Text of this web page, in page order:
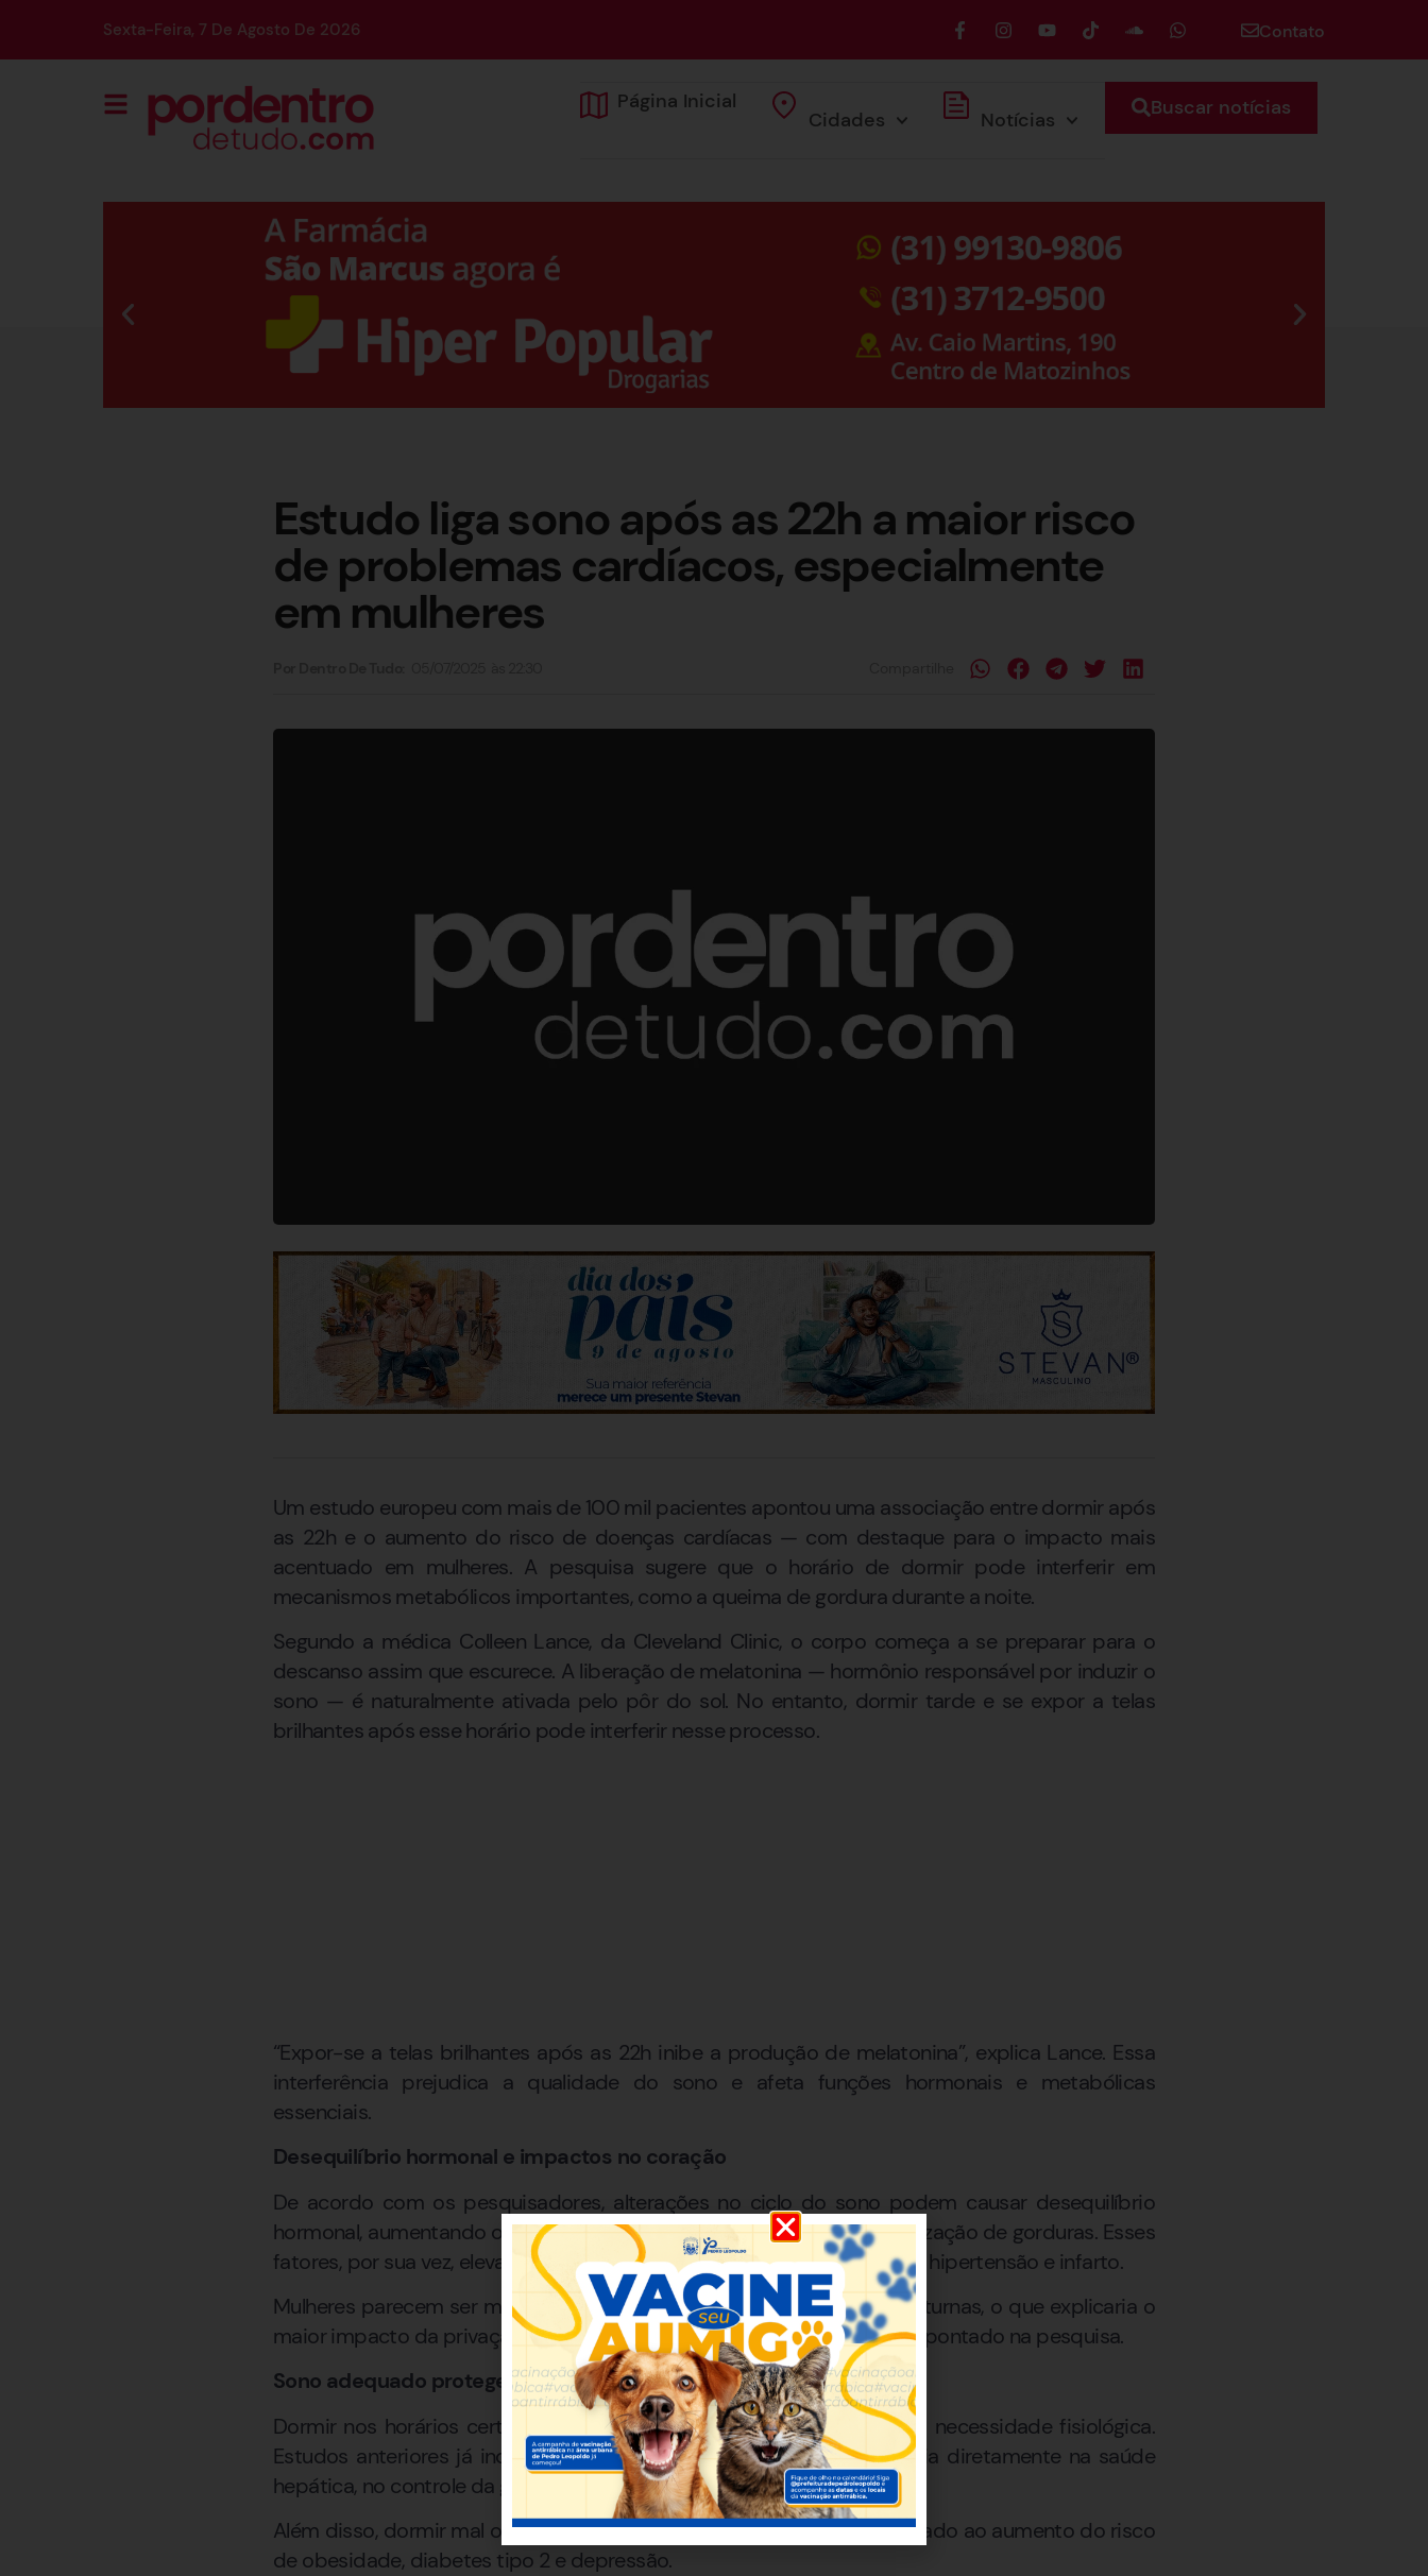
Sexta-Feira, 7 De Agosto De 2026 Contato
Página Inicial
Cidades Notícias Buscar notícias
Estudo liga sono após as 22h a maior risco
de problemas cardíacos, especialmente
em mulheres
Um estudo europeu com mais de 100 mil pacientes apontou uma associação entre dormir após
as 22h e o aumento do risco de doenças cardíacas — com destaque para o impacto mais
acentuado em mulheres. A pesquisa sugere que o horário de dormir pode interferir em
mecanismos metabólicos importantes, como a queima de gordura durante a noite.
Segundo a médica Colleen Lance, da Cleveland Clinic, o corpo começa a se preparar para o
descanso assim que escurece. A liberação de melatonina — hormônio responsável por induzir o
sono — é naturalmente ativada pelo pôr do sol. No entanto, dormir tarde e se expor a telas
brilhantes após esse horário pode interferir nesse processo.
“Expor-se a telas brilhantes após as 22h inibe a produção de melatonina”, explica Lance. Essa
interferência prejudica a qualidade do sono e afeta funções hormonais e metabólicas
essenciais.
Desequilíbrio hormonal e impactos no coração
De acordo com os pesquisadores, alterações no ciclo do sono podem causar desequilíbrio
hormonal, aumentando os níveis de estresse e interferindo na metabolização de gorduras. Esses
fatores, por sua vez, elevam o risco de doenças cardiovasculares, como hipertensão e infarto.
Mulheres parecem ser mais sensíveis a essas alterações hormonais noturnas, o que explicaria o
maior impacto da privação ou atraso do sono nesse grupo, conforme apontado na pesquisa.
Sono adequado protege o metabolismo
Dormir nos horários certos não é apenas questão de rotina — é uma necessidade fisiológica.
Estudos anteriores já indicavam que a regularidade do sono influencia diretamente na saúde
hepática, no controle da glicemia e até na resposta imunológica.
Além disso, dormir mal ou em horários irregulares também está associado ao aumento do risco
de obesidade, diabetes tipo 2 e depressão.